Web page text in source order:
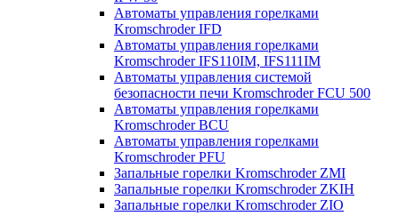
Автоматы управления горелками
Kromschroder IFD
Автоматы управления горелками
Kromschroder IFS110IM, IFS111IM
Автоматы управления системой
безопасности печи Kromschroder FCU 500
Автоматы управления горелками
Kromschroder BCU
Автоматы управления горелками
Kromschroder PFU
Запальные горелки Kromschroder ZМI
Запальные горелки Kromschroder ZKIH
Запальные горелки Kromschroder ZIO